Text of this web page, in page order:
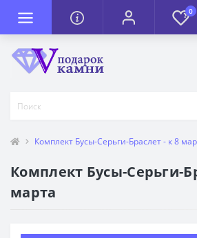
0
Комплект Бусы-Серьги-Браслет - к 8
Комплект Бусы-Серьги-
марта